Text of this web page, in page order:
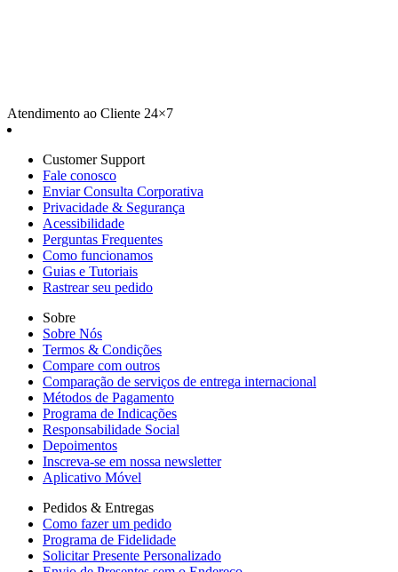
Atendimento ao Cliente 24×7
Customer Support
Fale conosco
Enviar Consulta Corporativa
Privacidade & Segurança
Acessibilidade
Perguntas Frequentes
Como funcionamos
Guias e Tutoriais
Rastrear seu pedido
Sobre
Sobre Nós
Termos & Condições
Compare com outros
Comparação de serviços de entrega internacional
Métodos de Pagamento
Programa de Indicações
Responsabilidade Social
Depoimentos
Inscreva-se em nossa newsletter
Aplicativo Móvel
Pedidos & Entregas
Como fazer um pedido
Programa de Fidelidade
Solicitar Presente Personalizado